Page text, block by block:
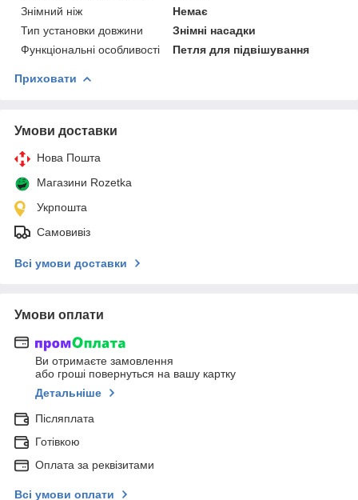
Знімний ніж
Немає
Тип установки довжини
Знімні насадки
Функціональні особливості
Петля для підвішування
Приховати
Умови доставки
Нова Пошта
Магазини Rozetka
Укрпошта
Самовивіз
Всі умови доставки
Умови оплати
Ви отримаєте замовлення
або гроші повернуться на вашу картку
Детальніше
Післяплата
Готівкою
Оплата за реквізитами
Всі умови оплати